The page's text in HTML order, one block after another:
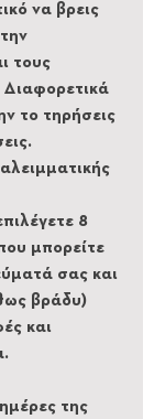
να βρεις
τους
το τηρήσεις
8
μπορείτε
σας και
βράδυ)
και
της